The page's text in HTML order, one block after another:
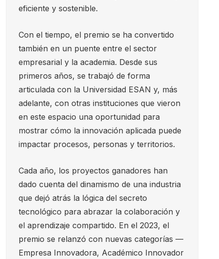
eficiente y sostenible.
Con el tiempo, el premio se ha convertido
también en un puente entre el sector
empresarial y la academia. Desde sus
primeros años, se trabajó de forma
articulada con la Universidad ESAN y, más
adelante, con otras instituciones que vieron
en este espacio una oportunidad para
mostrar cómo la innovación aplicada puede
impactar procesos, personas y territorios.
Cada año, los proyectos ganadores han
dado cuenta del dinamismo de una industria
que dejó atrás la lógica del secreto
tecnológico para abrazar la colaboración y
el aprendizaje compartido. En el 2023, el
premio se relanzó con nuevas categorías —
Empresa Innovadora, Académico Innovador